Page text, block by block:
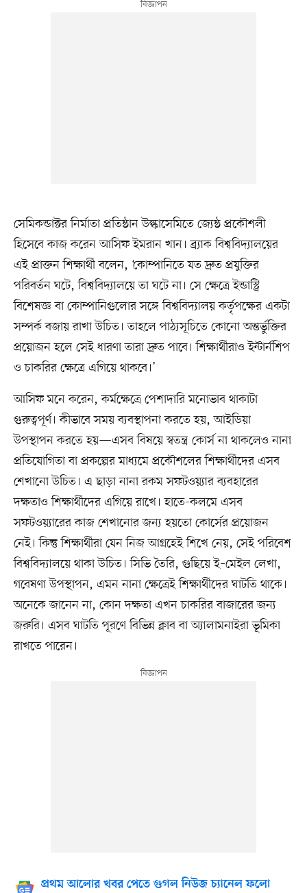
সেমিকন্ডাক্টর নির্মাতা প্রতিষ্ঠান উল্কাসেমিতে জ্যেষ্ঠ প্রকৌশলী
হিসেবে কাজ করেন আসিফ ইমরান খান। ব্র্যাক বিশ্ববিদ্যালয়ের
এই প্রাক্তন শিক্ষার্থী বলেন, ‘কোম্পানিতে যত দ্রুত প্রযুক্তির
পরিবর্তন ঘটে, বিশ্ববিদ্যালয়ে তা ঘটে না। সে ক্ষেত্রে ইন্ডাস্ট্রি
বিশেষজ্ঞ বা কোম্পানিগুলোর সঙ্গে বিশ্ববিদ্যালয় কর্তৃপক্ষের একটা
সম্পর্ক বজায় রাখা উচিত। তাহলে পাঠ্যসূচিতে কোনো অন্তর্ভুক্তির
প্রয়োজন হলে সেই ধারণা তারা দ্রুত পাবে। শিক্ষার্থীরাও ইন্টার্নশিপ
ও চাকরির ক্ষেত্রে এগিয়ে থাকবে।’
আসিফ মনে করেন, কর্মক্ষেত্রে পেশাদারি মনোভাব থাকাটা
গুরুত্বপূর্ণ। কীভাবে সময় ব্যবস্থাপনা করতে হয়, আইডিয়া
উপস্থাপন করতে হয়—এসব বিষয়ে স্বতন্ত্র কোর্স না থাকলেও নানা
প্রতিযোগিতা বা প্রকল্পের মাধ্যমে প্রকৌশলের শিক্ষার্থীদের এসব
শেখানো উচিত। এ ছাড়া নানা রকম সফটওয়্যার ব্যবহারের
দক্ষতাও শিক্ষার্থীদের এগিয়ে রাখে। হাতে-কলমে এসব
সফটওয়্যারের কাজ শেখানোর জন্য হয়তো কোর্সের প্রয়োজন
নেই। কিন্তু শিক্ষার্থীরা যেন নিজ আগ্রহেই শিখে নেয়, সেই পরিবেশ
বিশ্ববিদ্যালয়ে থাকা উচিত। সিভি তৈরি, গুছিয়ে ই–মেইল লেখা,
গবেষণা উপস্থাপন, এমন নানা ক্ষেত্রেই শিক্ষার্থীদের ঘাটতি থাকে।
অনেকে জানেন না, কোন দক্ষতা এখন চাকরির বাজারের জন্য
জরুরি। এসব ঘাটতি পূরণে বিভিন্ন ক্লাব বা অ্যালামনাইরা ভূমিকা
রাখতে পারেন।
প্রথম আলোর খবর পেতে গুগল নিউজ চ্যানেল ফলো